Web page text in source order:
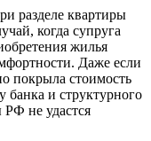
разделе квартиры
когда супруга
жилья
Даже если
покрыла стоимость
банка и структурного
не удастся